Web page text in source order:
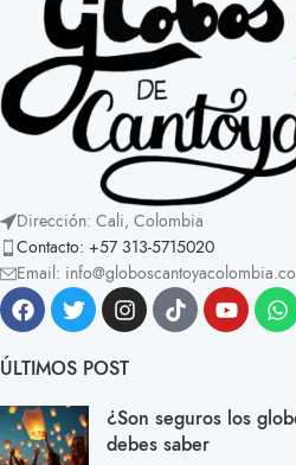
Dirección: Cali, Colombia
Contacto: +57 313-5715020
Email:
ÚLTIMOS POST
¿Son seguros los
debes saber